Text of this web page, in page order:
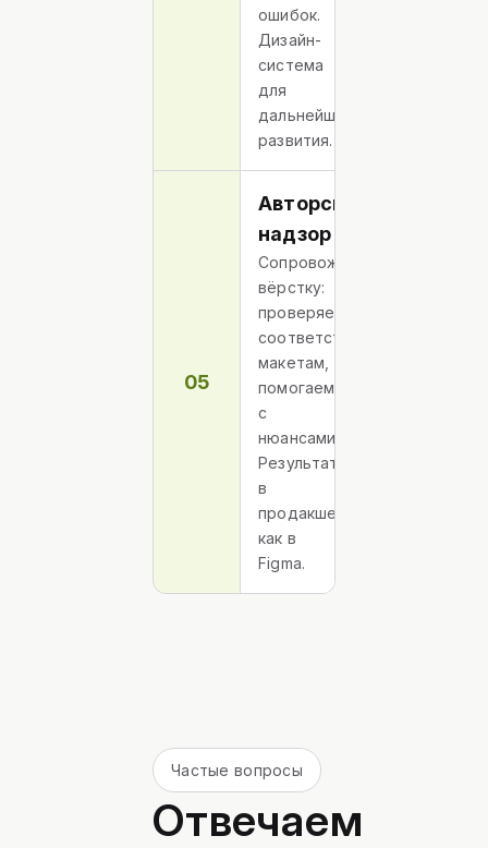
ошибок.
Дизайн-
система
для
дальнейшего
развития.
05
Авторский
надзор
Сопровождаем
вёрстку:
проверяем
соответствие
макетам,
помогаем
с
нюансами.
Результат
в
продакшене,
как в
Figma.
Частые вопросы
Отвечаем